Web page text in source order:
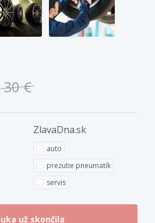
30 €
ZlavaDna.sk
auto
prezutie pneumatík
servis